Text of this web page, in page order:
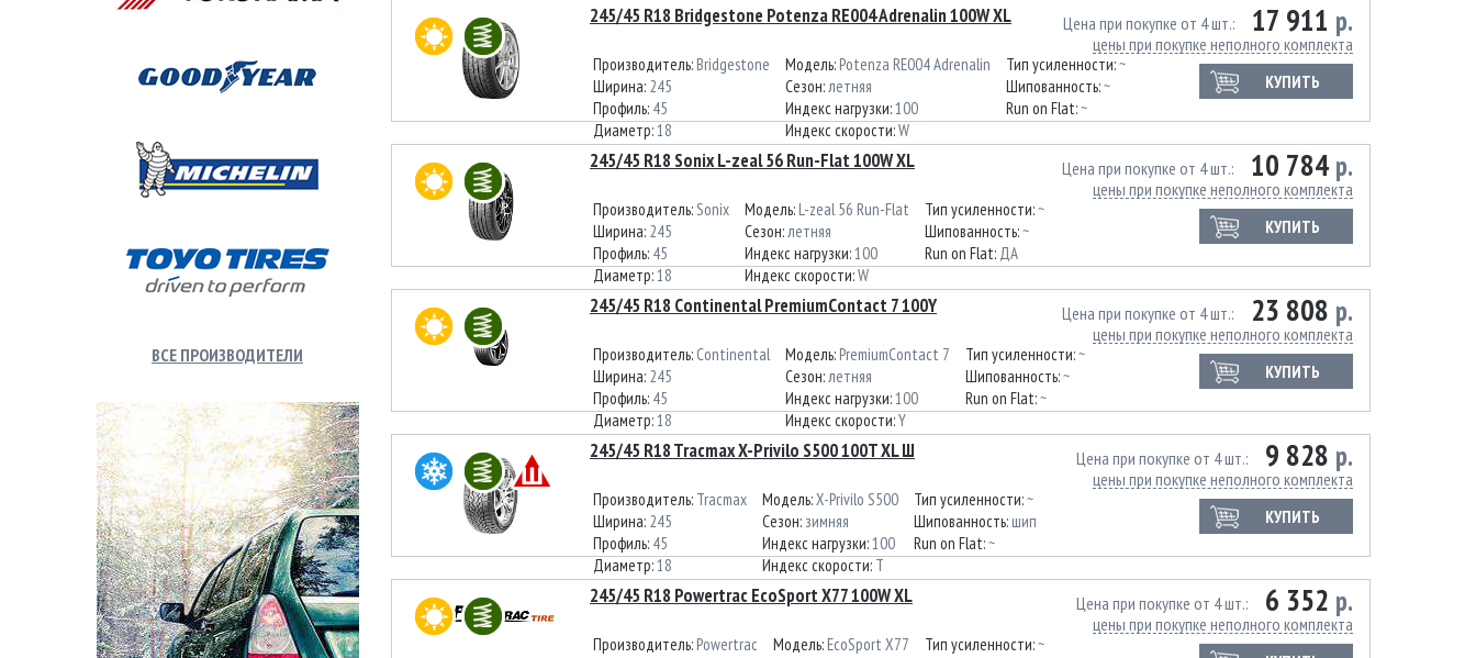
ВСЕ ПРОИЗВОДИТЕЛИ
245/45 R18 Bridgestone Potenza RE004 Adrenalin 100W XL 17 911 р.
Цена при покупке от 4 шт.
цены при покупке неполного комплекта
КУПИТЬ
Производитель: Bridgestone
Ширина: 245
Профиль: 45
Диаметр:18
Модель: Potenza RE004 Adrenalin
Сезон:летняя
Индекс нагрузки:100
Индекс скорости:W
Тип усиленности:~
Шипованность:~
Run on Flat:~
245/45 R18 Sonix L-zeal 56 Run-Flat 100W XL 10 784 р.
Цена при покупке от 4 шт.
цены при покупке неполного комплекта
КУПИТЬ
Производитель:Sonix
Ширина: 245
Профиль: 45
Диаметр:18
Модель: L-zeal 56 Run-Flat
Сезон:летняя
Индекс нагрузки:100
Индекс скорости:W
Тип усиленности:~
Шипованность:~
Run on Flat: ДА
245/45 R18 Continental PremiumContact 7 100Y 23 808 р.
Цена при покупке от 4 шт.
цены при покупке неполного комплекта
КУПИТЬ
Производитель: Continental
Ширина: 245
Профиль: 45
Диаметр:18
Модель: PremiumContact 7
Сезон:летняя
Индекс нагрузки:100
Индекс скорости:Y
Тип усиленности:~
Шипованность:~
Run on Flat:~
245/45 R18 Tracmax X-Privilo S500 100T XL Ш 9 828 р.
Цена при покупке от 4 шт.
цены при покупке неполного комплекта
КУПИТЬ
Производитель: Tracmax
Ширина: 245
Профиль: 45
Диаметр:18
Модель:X-Privilo S500
Сезон: зимняя
Индекс нагрузки:100
Индекс скорости: T
Тип усиленности:~
Шипованность: шип
Run on Flat:~
245/45 R18 Powertrac EcoSport X77 100W XL 6 352 р.
Цена при покупке от 4 шт.
цены при покупке неполного комплекта
Производитель: Powertrac
Модель: EcoSport X77
Тип усиленности:~